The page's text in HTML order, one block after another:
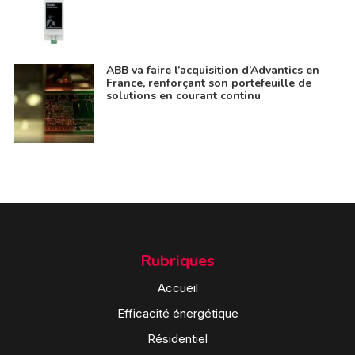
ABB va faire l’acquisition d’Advantics en
France, renforçant son portefeuille de
solutions en courant continu
Rubriques
Accueil
Efficacité énergétique
Résidentiel